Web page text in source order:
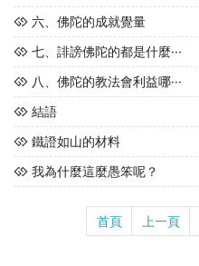
六、佛陀的成就覺量
七、誹謗佛陀的都是什麼···
八、佛陀的教法會利益哪···
結語
鐵證如山的材料
我為什麼這麼愚笨呢？
首頁 上一頁